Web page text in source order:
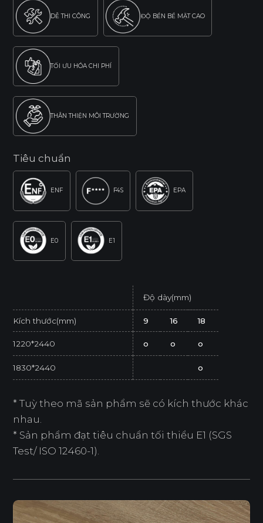
DỄ THI CÔNG ĐỘ BỀN BỀ MẶT CAO
TỐI ƯU HÓA CHI PHÍ
THÂN THIỆN MÔI TRƯỜNG
Tiêu chuẩn
ENF F4S EPA
E0 E1
Độ dày(mm)
Kích thước(mm) 9 16 18
1220*2440 o o o
1830*2440 o
* Tuỳ theo mã sản phẩm sẽ có kích thước khác
nhau.
* Sản phẩm đạt tiêu chuẩn tối thiểu E1 (SGS
Test/ ISO 12460-1).